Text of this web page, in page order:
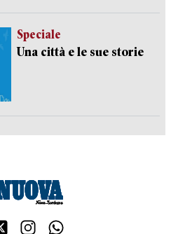
Speciale
Una città e le sue storie